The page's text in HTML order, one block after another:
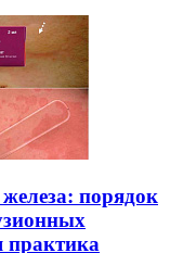
порядок
практика